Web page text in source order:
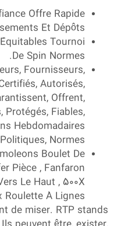
Offre Rapide
Et Dépôts.
Tournoi
De Spin Normes.
Fournisseurs,
Autorisés,
Offrent,
Protégés, Fiables,
Hebdomadaires
Normes.
Boulet De
Pièce , Fanfaron
Le Haut , 500X
Roulette À Lignes
de miser. RTP stands